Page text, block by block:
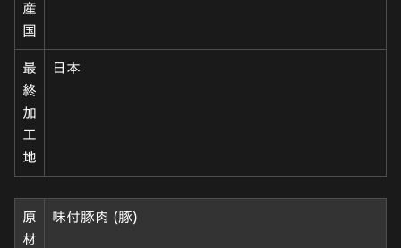
産
国
最
終
加
工
地
日本
原
材
味付豚肉 (豚)